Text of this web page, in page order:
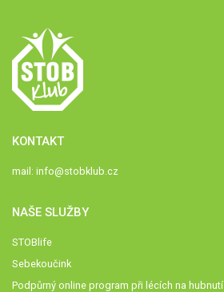
KONTAKT
mail: info@stobklub.cz
NAŠE SLUŽBY
STOBlife
Sebekoučink
Podpůrný online program při lécích na hubnutí